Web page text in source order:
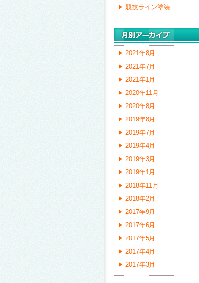
競技ライン塗装
2021年8月
2021年7月
2021年1月
2020年11月
2020年8月
2019年8月
2019年7月
2019年4月
2019年3月
2019年1月
2018年11月
2018年2月
2017年9月
2017年6月
2017年5月
2017年4月
2017年3月